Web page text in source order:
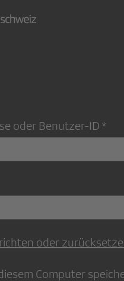
oder Benutzer-ID
oder
Computer